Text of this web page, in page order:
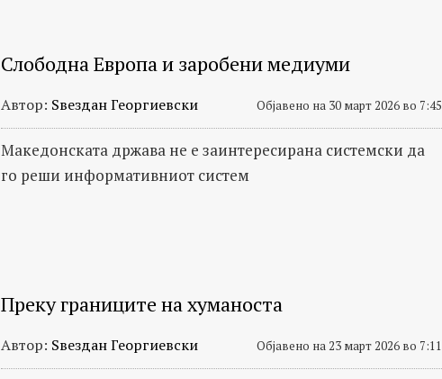
Слободна Европа и заробени медиуми
Автор: Ѕвездан Георгиевски Објавено на 30 март 2026 во 7:45
Mакедонската држава не е заинтересирана системски да
го реши информативниот систем
Преку границите на хуманоста
Автор: Ѕвездан Георгиевски Објавено на 23 март 2026 во 7:11